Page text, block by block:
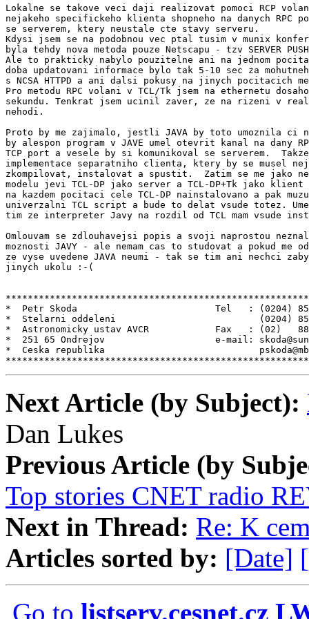
Lokalne se takove veci daji realizovat pomoci RCP
nejakeho specifickeho klienta shopneho na danych RPC
se serverem, ktery neustale cte stavy serveru.
Kdysi jsem se na podobnou vec ptal tusim v munix
byla tehdy nova metoda pouze Netscapu - tzv SERVER
Ale to prakticky nabylo pouzitelne ani na jednom
doba updatovani informace bylo tak 5-10 sec za
s NCSA HTTPD a ani dalsi pokusy na jinych pocitacich
Pro metodu RPC volani v TCL/Tk jsem na ethernetu
sekundu. Tenkrat jsem ucinil zaver, ze na rizeni v
nehodi.
Proto by me zajimalo, jestli JAVA by toto umoznila
by alespon program v JAVE umel otevrit kanal na dany
TCP port a vesele by si komunikoval se serverem.
implementace separatniho clienta, ktery by se musel
zkompilovat, instalovat a spustit.  Zatim se me jako
modelu jevi TCL-DP jako server a TCL-DP+Tk jako klient
na kazdem pocitaci cele TCL-DP nainstalovano a pak
univerzalni TCL script a bude to delat vsude totez.
tim ze interpreter Javy na rozdil od TCL mam vsude
Omlouvam se zdlouhavejsi popis a svoji naprostou
moznosti JAVY - ale nemam cas to studovat a pokud
ze vyse uvedene JAVA neumi - tak se tim ani nechci
jinych ukolu :-(
*  Petr Skoda                         Tel   : (0204)
*  Stelarni oddeleni                          (0204)
*  Astronomicky ustav AVCR            Fax   : (02)
*  251 65 Ondrejov                    e-mail:
*  Ceska republika
Next Article (by Subject):
Dan Lukes
Previous Article (by
Top stories CNET radio
Next in Thread: Re: K
Articles sorted by: [Date]
Go to listserv.cesnet.cz